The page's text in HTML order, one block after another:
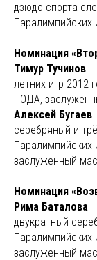
дзюдо спорта
Паралимпийских
Номинация
Тимур Тучинов
летних игр 2012
ПОДА,
Алексей Бугаев
серебряный и
Паралимпийских
заслуженный
Номинация
Рима Баталова
двукратный
Паралимпийских
заслуженный